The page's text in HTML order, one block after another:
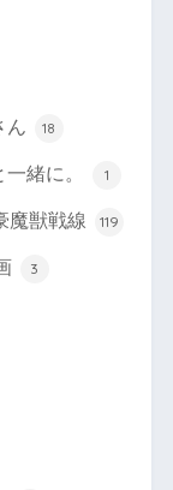
ん 18
緒に。 1
魔獣戦線 119
3